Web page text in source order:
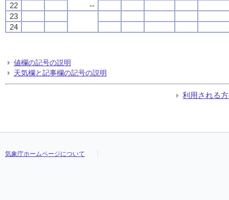
--
22
23
24
値欄の記号の説明
天気欄と記事欄の記号の説明
利用される
気象庁ホームページについて